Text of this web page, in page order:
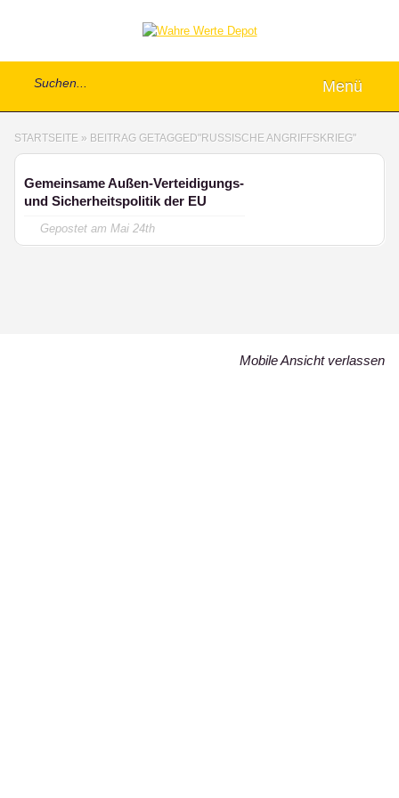
Menü
STARTSEITE » BEITRAG GETAGGED"RUSSISCHE ANGRIFFSKRIEG"
Gemeinsame Außen-Verteidigungs-
und Sicherheitspolitik der EU
Gepostet am Mai 24th
Mobile Ansicht verlassen